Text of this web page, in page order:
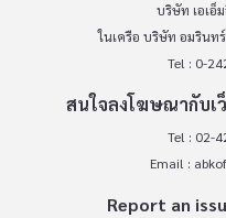
บริษัท เอเอ็
ในเครือ บริษัท อมรินท
Tel : 0-
สนใจลงโฆษณากับเ
Tel : 02-
Email :
Report an